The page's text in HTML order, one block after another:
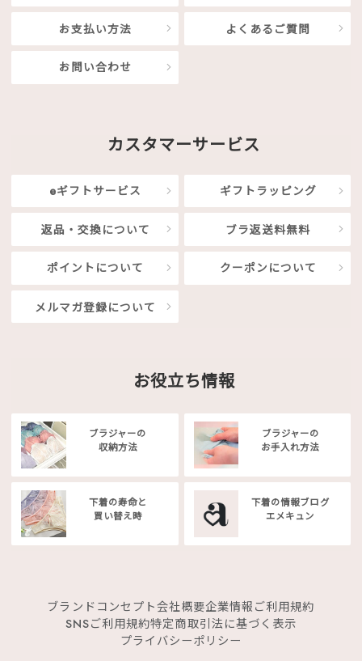
お支払い方法 よくあるご質問
お問い合わせ
カスタマーサービス
eギフトサービス ギフトラッピング
返品・交換について ブラ返送料無料
ポイントについて クーポンについて
メルマガ登録について
お役立ち情報
ブラジャーの
収納方法
ブラジャーの
お手入れ方法
下着の寿命と
買い替え時
下着の情報ブログ
エメキュン
ブランドコンセプト会社概要企業情報 ご利用規約
SNSご利用規約特定商取引法に基づく表示
プライバシーポリシー